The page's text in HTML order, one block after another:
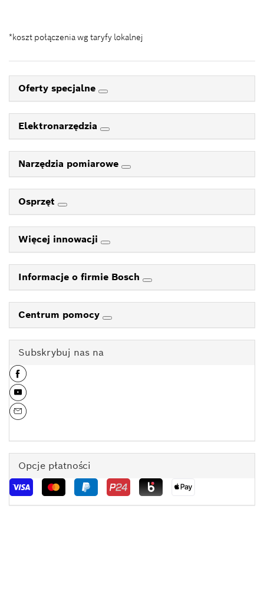
*koszt połączenia wg taryfy lokalnej
Oferty specjalne
Elektronarzędzia
Narzędzia pomiarowe
Osprzęt
Więcej innowacji
Informacje o firmie Bosch
Centrum pomocy
Subskrybuj nas na
Opcje płatności